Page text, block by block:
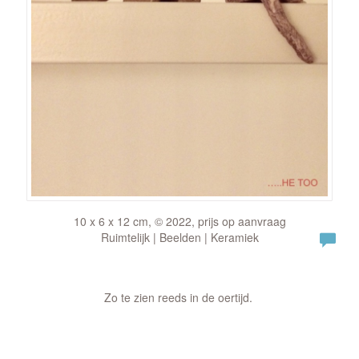
10 x 6 x 12 cm, © 2022, prijs op aanvraag
Ruimtelijk | Beelden | Keramiek
Zo te zien reeds in de oertijd.